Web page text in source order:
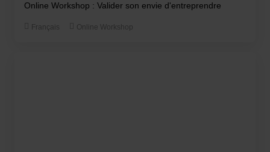
Online Workshop : Valider son envie d'entreprendre
Français Online Workshop